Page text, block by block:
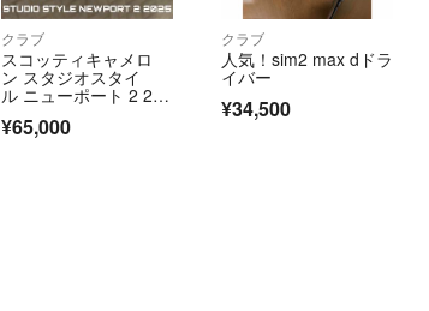
クラブ
スコッティキャメロ
ン スタジオスタイ
ル ニューポート 2 202
5 極美品 STUDIO STY
LE NEWPORT 2 2025
¥65,000
クラブ
人気！sim2 max dドラ
イバー
¥34,500